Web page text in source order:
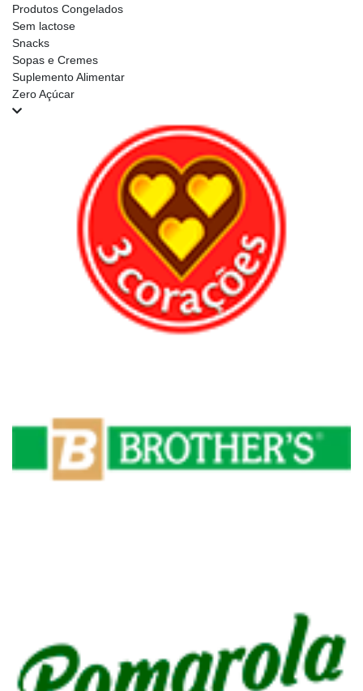
Produtos Congelados
Sem lactose
Snacks
Sopas e Cremes
Suplemento Alimentar
Zero Açúcar